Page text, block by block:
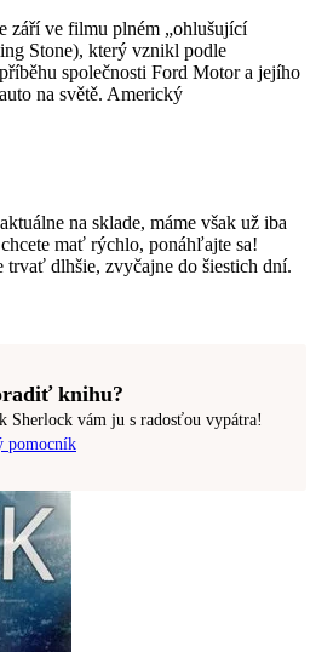
září ve filmu plném „ohlušující
Stone), který vznikl podle
společnosti Ford Motor a jejího
na světě. Americký
na sklade, máme však už iba
mať rýchlo, ponáhľajte sa!
trvať dlhšie, zvyčajne do šiestich dní.
knihu?
Sherlock vám ju s radosťou vypátra!
pomocník